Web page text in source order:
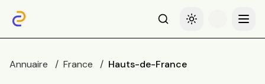
RechercheBasculer le thème
Menu
Annuaire / France / Hauts-de-France